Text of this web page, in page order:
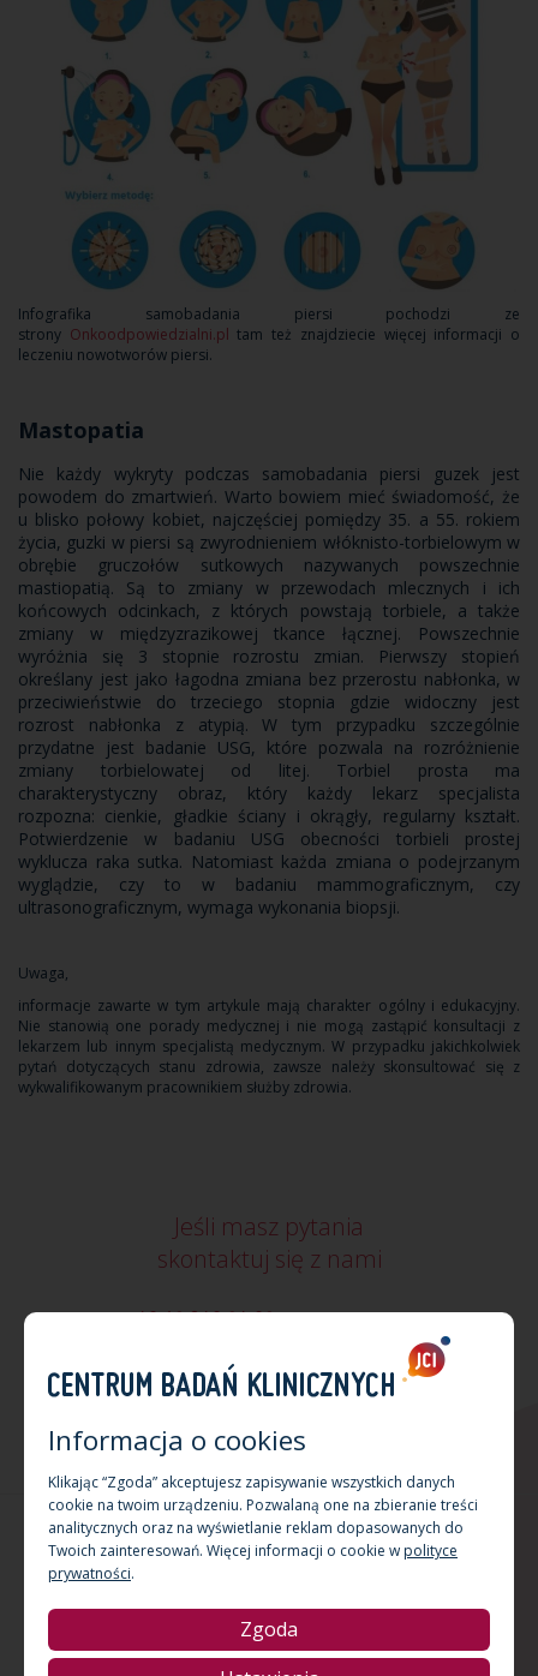
Infografika samobadania piersi pochodzi ze
strony Onkoodpowiedzialni.pl tam też znajdziecie więcej informacji o
leczeniu nowotworów piersi.
Mastopatia
Nie każdy wykryty podczas samobadania piersi guzek jest
powodem do zmartwień. Warto bowiem mieć świadomość, że
u blisko połowy kobiet, najczęściej pomiędzy 35. a 55. rokiem
życia, guzki w piersi są zwyrodnieniem włóknisto-torbielowym w
obrębie gruczołów sutkowych nazywanych powszechnie
mastiopatią. Są to zmiany w przewodach mlecznych i ich
końcowych odcinkach, z których powstają torbiele, a także
zmiany w międzyzrazikowej tkance łącznej. Powszechnie
wyróżnia się 3 stopnie rozrostu zmian. Pierwszy stopień
określany jest jako łagodna zmiana bez przerostu nabłonka, w
przeciwieństwie do trzeciego stopnia gdzie widoczny jest
rozrost nabłonka z atypią. W tym przypadku szczególnie
przydatne jest badanie USG, które pozwala na rozróżnienie
zmiany torbielowatej od litej. Torbiel prosta ma
charakterystyczny obraz, który każdy lekarz specjalista
rozpozna: cienkie, gładkie ściany i okrągły, regularny kształt.
Potwierdzenie w badaniu USG obecności torbieli prostej
wyklucza raka sutka. Natomiast każda zmiana o podejrzanym
wyglądzie, czy to w badaniu mammograficznym, czy
ultrasonograficznym, wymaga wykonania biopsji.
Uwaga,
informacje zawarte w tym artykule mają charakter ogólny i edukacyjny.
Nie stanowią one porady medycznej i nie mogą zastąpić konsultacji z
lekarzem lub innym specjalistą medycznym. W przypadku jakichkolwiek
pytań dotyczących stanu zdrowia, zawsze należy skonsultować się z
wykwalifikowanym pracownikiem służby zdrowia.
Jeśli masz pytania
skontaktuj się z nami
+48 12 340 24 02
cbk@jci.pl
wskazówki dojazdu
Copyright by Centrum Badań Klinicznych JCI 2026 Kraków
Projektowanie stron www:Triso.pl
Informacja o cookies
Klikając “Zgoda” akceptujesz zapisywanie wszystkich danych
cookie na twoim urządzeniu. Pozwalaną one na zbieranie treści
analitycznych oraz na wyświetlanie reklam dopasowanych do
Twoich zainteresowań. Więcej informacji o cookie w polityce
prywatności.
Zgoda